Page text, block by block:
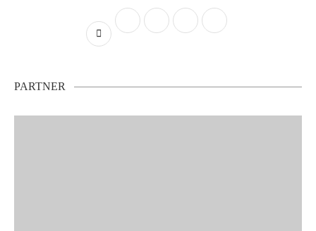
PARTNER